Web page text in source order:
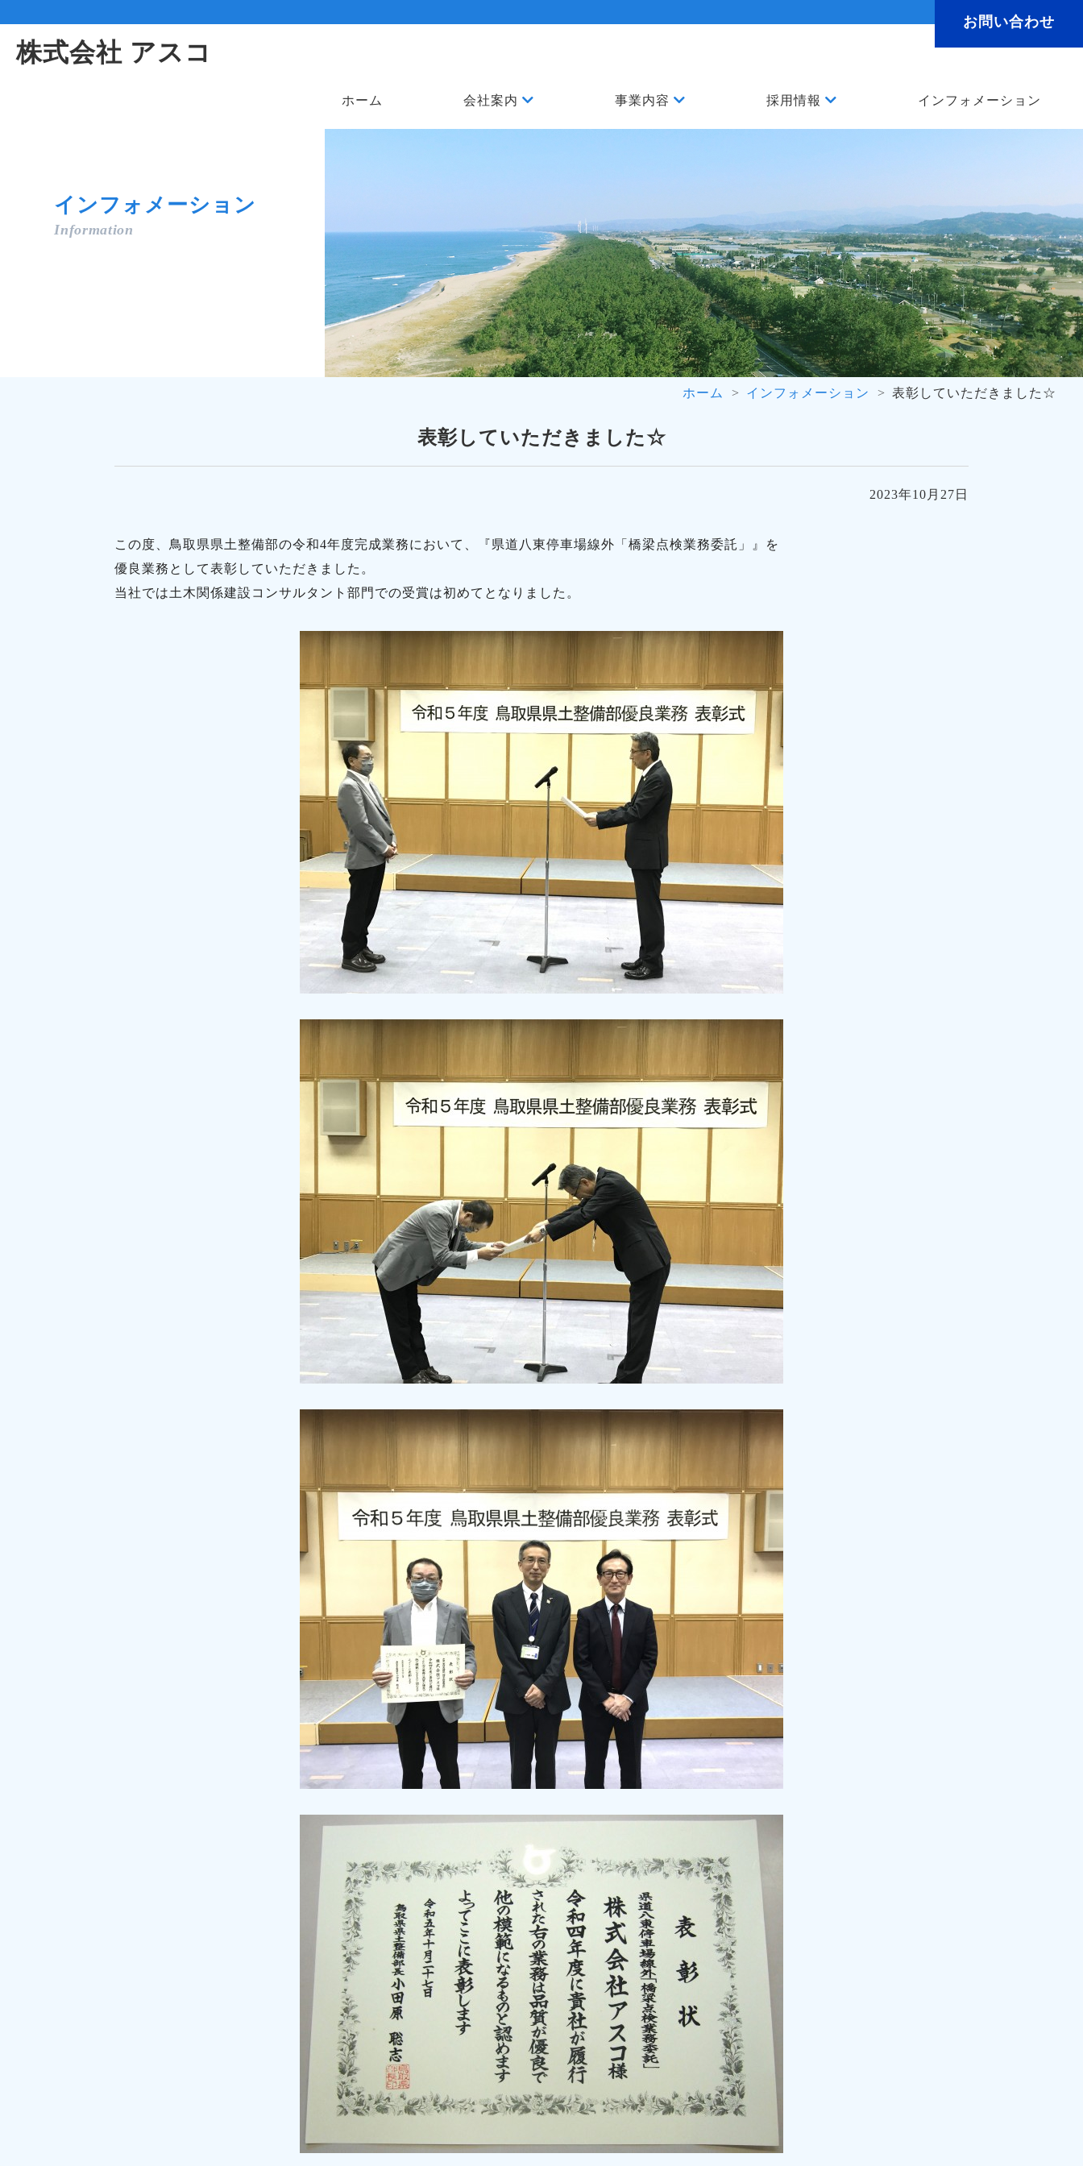
株式会社 アスコ
ホーム 会社案内 事業内容 採用情報 インフォメーション
お問い合わせ
インフォメーション
Information
ホーム インフォメーション 表彰していただきました☆
表彰していただきました☆
2023年10月27日
この度、鳥取県県土整備部の令和4年度完成業務において、『県道八東停車場線外「橋梁点検業務委託」』を
優良業務として表彰していただきました。
当社では土木関係建設コンサルタント部門での受賞は初めてとなりました。